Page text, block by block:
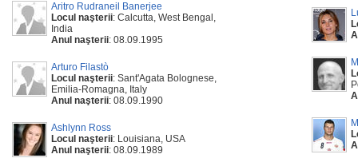
Aritro Rudraneil Banerjee
Locul naşterii: Calcutta, West Bengal,
India
Anul naşterii: 08.09.1995
Arturo Filastò
Locul naşterii: Sant'Agata Bolognese,
Emilia-Romagna, Italy
Anul naşterii: 08.09.1990
Ashlynn Ross
Locul naşterii: Louisiana, USA
Anul naşterii: 08.09.1989